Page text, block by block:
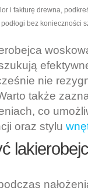
i fakturę drewna,
bez konieczności
nie
także
co
oraz stylu